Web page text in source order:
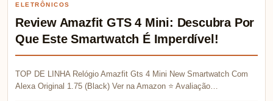
ELETRÔNICOS
Review Amazfit GTS 4 Mini: Descubra Por
Que Este Smartwatch É Imperdível!
TOP DE LINHA Relógio Amazfit Gts 4 Mini New Smartwatch Com
Alexa Original 1.75 (Black) Ver na Amazon ⭐ Avaliação…